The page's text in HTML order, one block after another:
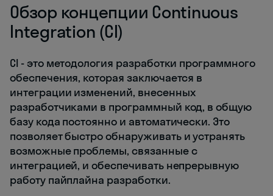
Обзор концепции Continuous
Integration (CI)
CI - это методология разработки программного
обеспечения, которая заключается в
интеграции изменений, внесенных
разработчиками в программный код, в общую
базу кода постоянно и автоматически. Это
позволяет быстро обнаруживать и устранять
возможные проблемы, связанные с
интеграцией, и обеспечивать непрерывную
работу пайплайна разработки.